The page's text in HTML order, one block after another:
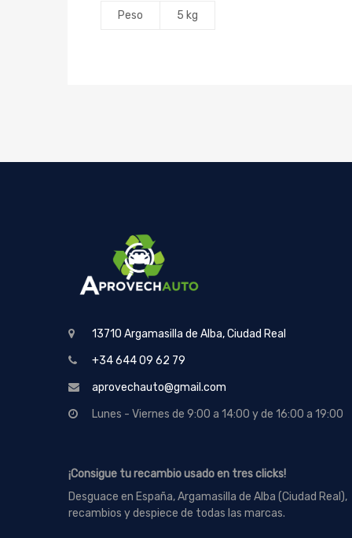
Peso 5 kg
13710 Argamasilla de Alba, Ciudad Real
+34 644 09 62 79
aprovechauto@gmail.com
Lunes - Viernes de 9:00 a 14:00 y de 16:00 a 19:00
¡Consigue tu recambio usado en tres clicks!
Desguace en España, Argamasilla de Alba (Ciudad Real),
recambios y despiece de todas las marcas.